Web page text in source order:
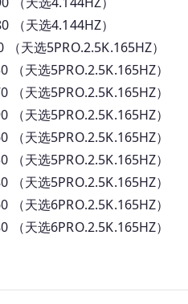
天选4.144HZ）
选5PRO.2.5K.165HZ）
天选5PRO.2.5K.165HZ）
天选5PRO.2.5K.165HZ）
天选5PRO.2.5K.165HZ）
天选5PRO.2.5K.165HZ）
天选5PRO.2.5K.165HZ）
天选5PRO.2.5K.165HZ）
天选6PRO.2.5K.165HZ）
天选6PRO.2.5K.165HZ）